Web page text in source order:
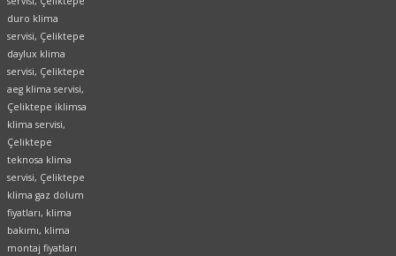
duro klima
servisi, Çeliktepe
daylux klima
servisi, Çeliktepe
aeg klima servisi,
Çeliktepe iklimsa
klima servisi,
Çeliktepe
teknosa klima
servisi, Çeliktepe
klima gaz dolum
fiyatları, klima
bakımı, klima
montaj fiyatları